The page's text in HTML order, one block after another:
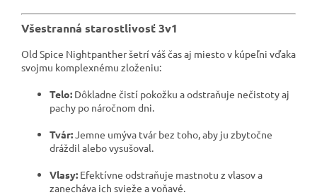
Všestranná starostlivosť 3v1
Old Spice Nightpanther šetrí váš čas aj miesto v kúpeľni vďaka
svojmu komplexnému zloženiu:
Telo: Dôkladne čistí pokožku a odstraňuje nečistoty aj
pachy po náročnom dni.
Tvár:Jemne umýva tvár bez toho, aby ju zbytočne
dráždil alebo vysušoval.
Vlasy: Efektívne odstraňuje mastnotu z vlasov a
zanecháva ich svieže a voňavé.